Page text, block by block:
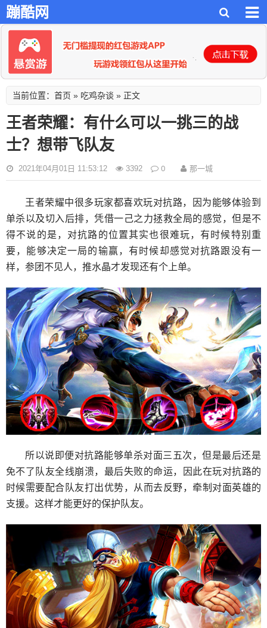
蹦酷网
当前位置： 首页 » 吃鸡杂谈 » 正文
王者荣耀：有什么可以一挑三的战
士？想带飞队友
2021年04月01日 11:53:12 3392 0 那一城
王者荣耀中很多玩家都喜欢玩对抗路，因为能够体验到
单杀以及切入后排，凭借一己之力拯救全局的感觉，但是不
得不说的是，对抗路的位置其实也很难玩，有时候特别重
要，能够决定一局的输赢，有时候却感觉对抗路跟没有一
样，参团不见人，推水晶才发现还有个上单。
所以说即便对抗路能够单杀对面三五次，但是最后还是
免不了队友全线崩溃，最后失败的命运，因此在玩对抗路的
时候需要配合队友打出优势，从而去反野，牵制对面英雄的
支援。这样才能更好的保护队友。